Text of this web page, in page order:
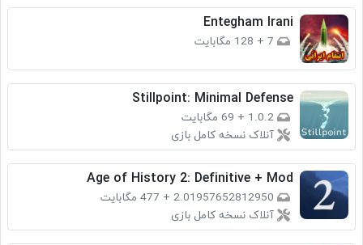
Entegham Irani
7
+ 128 مگابایت
Stillpoint: Minimal Defense
1.0.2
+ 69 مگابایت
آنلاک نسخه کامل بازی
Age of History 2: Definitive + Mod
2.01957652812950
+ 477 مگابایت
آنلاک نسخه کامل بازی